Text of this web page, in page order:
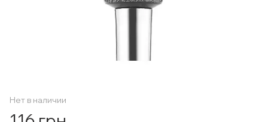
Нет в наличии